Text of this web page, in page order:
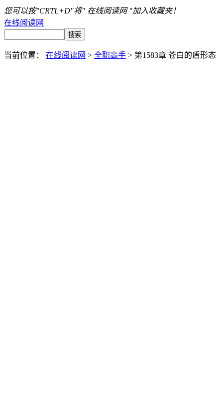
您可以按"CRTL+D"将" 在线阅读网 "加入收藏夹！
在线阅读网
当前位置： 在线阅读网 > 全职高手 > 第1583章 苍白的盾形态